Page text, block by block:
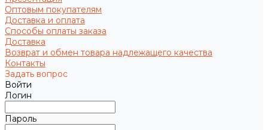
Оптовым покупателям
Доставка и оплата
Способы оплаты заказа
Доставка
Возврат и обмен товара надлежащего качества
Контакты
Задать вопрос
Войти
Логин
Пароль